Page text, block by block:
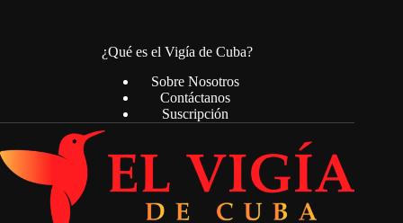
¿Qué es el Vigía de Cuba?
Sobre Nosotros
Contáctanos
Suscripción